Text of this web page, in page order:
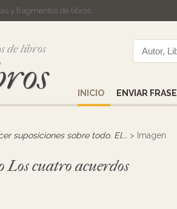
y fragmentos de libros
de libros
INICIO ENVIAR FRASE
suposiciones sobre todo. El... > Imagen
Los cuatro acuerdos